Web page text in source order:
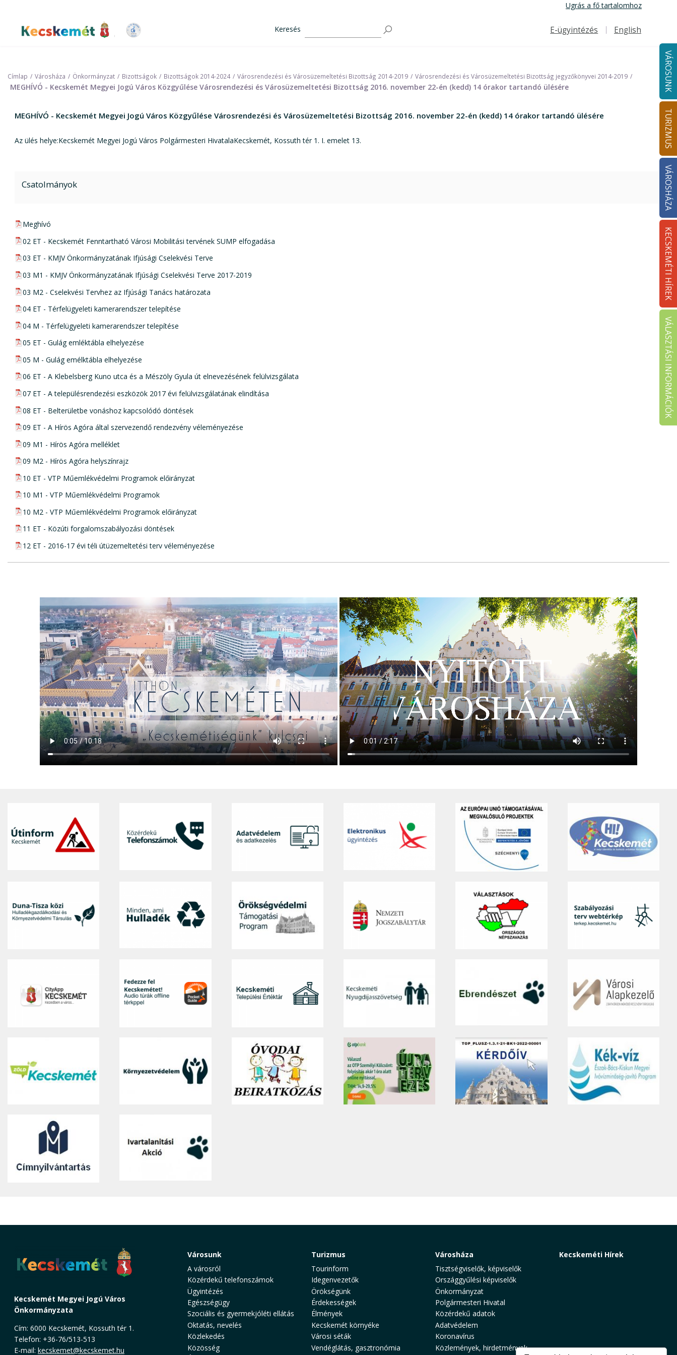
tartalomra
Ugrás a fő tartalomhoz
Kecskemét Város Honlapja
Keresés
Felső navigáció
E-ügyintézés English
VÁROSUNK
TURIZMUS
VÁROSHÁZA
KECSKEMÉTI HÍREK
VÁLASZTÁSI INFORMÁCIÓK
Címlap Városháza Önkormányzat Bizottságok Bizottságok 2014-2024 Városrendezési és Városüzemeltetési Bizottság 2014-2019 Városrendezési és Városüzemeltetési Bizottság jegyzőkönyvei 2014-2019
MEGHÍVÓ - Kecskemét Megyei Jogú Város Közgyűlése Városrendezési és Városüzemeltetési Bizottság 2016. november 22-én (kedd) 14 órakor tartandó ülésére
MEGHÍVÓ - Kecskemét Megyei Jogú Város Közgyűlése Városrendezési és Városüzemeltetési Bizottság 2016. november 22-én (kedd) 14 órakor tartandó ülésére
Az ülés helye:Kecskemét Megyei Jogú Város Polgármesteri HivatalaKecskemét, Kossuth tér 1. I. emelet 13.
Csatolmányok
pdf csatolmány:
Meghívó
pdf csatolmány:
02 ET - Kecskemét Fenntartható Városi Mobilitási tervének SUMP elfogadása
pdf csatolmány:
03 ET - KMJV Önkormányzatának Ifjúsági Cselekvési Terve
pdf csatolmány:
03 M1 - KMJV Önkormányzatának Ifjúsági Cselekvési Terve 2017-2019
pdf csatolmány:
03 M2 - Cselekvési Tervhez az Ifjúsági Tanács határozata
pdf csatolmány:
04 ET - Térfelügyeleti kamerarendszer telepítése
pdf csatolmány:
04 M - Térfelügyeleti kamerarendszer telepítése
pdf csatolmány:
05 ET - Gulág emléktábla elhelyezése
pdf csatolmány:
05 M - Gulág emélktábla elhelyezése
pdf csatolmány:
06 ET - A Klebelsberg Kuno utca és a Mészöly Gyula út elnevezésének felülvizsgálata
pdf csatolmány:
07 ET - A településrendezési eszközök 2017 évi felülvizsgálatának elindítása
pdf csatolmány:
08 ET - Belterületbe vonáshoz kapcsolódó döntések
pdf csatolmány:
09 ET - A Hírös Agóra által szervezendő rendezvény véleményezése
pdf csatolmány:
09 M1 - Hírös Agóra melléklet
pdf csatolmány:
09 M2 - Hírös Agóra helyszínrajz
pdf csatolmány:
10 ET - VTP Műemlékvédelmi Programok előirányzat
pdf csatolmány:
10 M1 - VTP Műemlékvédelmi Programok
pdf csatolmány:
10 M2 - VTP Műemlékvédelmi Programok előirányzat
pdf csatolmány:
11 ET - Közúti forgalomszabályozási döntések
pdf csatolmány:
12 ET - 2016-17 évi téli útüzemeltetési terv véleményezése
Kecskemét Megyei Jogú Város
Önkormányzata
Cím: 6000 Kecskemét, Kossuth tér 1.
Telefon: +36-76/513-513
E-mail: kecskemet@kecskemet.hu
Városunk
A városról
Közérdekű telefonszámok
Ügyintézés
Egészségügy
Szociális és gyermekjóléti ellátás
Oktatás, nevelés
Közlekedés
Közösség
Turizmus
Tourinform
Idegenvezetők
Örökségünk
Érdekességek
Élmények
Kecskemét környéke
Városi séták
Vendéglátás, gasztronómia
Városháza
Tisztségviselők, képviselők
Országgyűlési képviselők
Önkormányzat
Polgármesteri Hivatal
Közérdekű adatok
Adatvédelem
Koronavírus
Közlemények, hirdetmények
Kecskeméti Hírek